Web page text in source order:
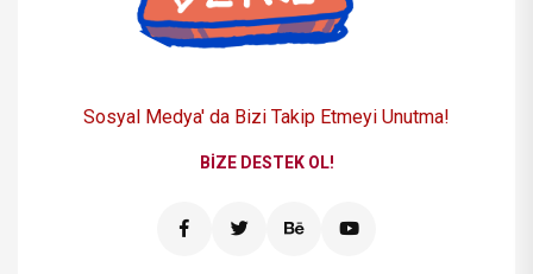
Sosyal Medya' da Bizi Takip Etmeyi Unutma!
BIZE DESTEK OL!